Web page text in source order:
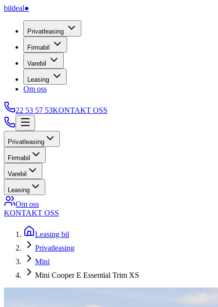
bildeal●
Privatleasing
Firmabil
Varebil
Leasing
Om oss
22 53 57 53KONTAKT OSS
Privatleasing
Firmabil
Varebil
Leasing
Om oss
KONTAKT OSS
Leasing bil
Privatleasing
Mini
Mini Cooper E Essential Trim XS